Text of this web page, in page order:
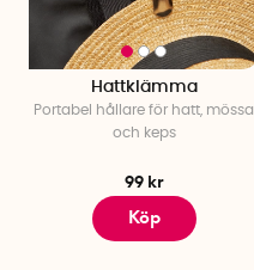
Hattklämma
Portabel hållare för hatt, mössa
och keps
99 kr
Köp